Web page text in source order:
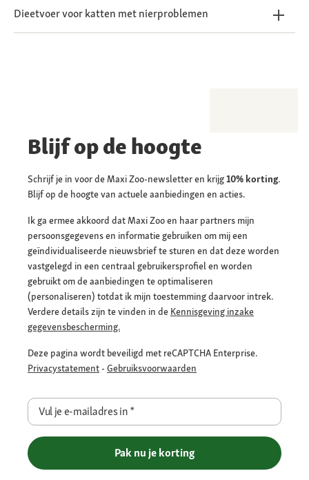
Dieetvoer voor katten met nierproblemen
Blijf op de hoogte
Schrijf je in voor de Maxi Zoo-newsletter en krijg10% korting.
Blijf op de hoogte van actuele aanbiedingen en acties.
Ik ga ermee akkoord dat Maxi Zoo en haar partners mijn
persoonsgegevens en informatie gebruiken om mij een
geïndividualiseerde nieuwsbrief te sturen en dat deze worden
vastgelegd in een centraal gebruikersprofiel en worden
gebruikt om de aanbiedingen te optimaliseren
(personaliseren) totdat ik mijn toestemming daarvoor intrek.
Verdere details zijn te vinden in de Kennisgeving inzake
gegevensbescherming.
Deze pagina wordt beveiligd met reCAPTCHA Enterprise.
Privacystatement - Gebruiksvoorwaarden
Vul je e-mailadres in*
Pak nu je korting